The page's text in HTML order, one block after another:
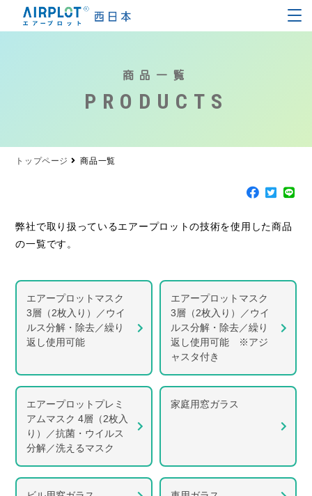
商品一覧
PRODUCTS
トップページ 商品一覧
弊社で取り扱っているエアープロットの技術を使用した商品
の一覧です。
エアープロットマスク
3層（2枚入り）／ウイ
ルス分解・除去／繰り
返し使用可能
エアープロットマスク
3層（2枚入り）／ウイ
ルス分解・除去／繰り
返し使用可能 ※アジ
ャスタ付き
エアープロットプレミ
アムマスク 4層（2枚入
り）／抗菌・ウイルス
分解／洗えるマスク
家庭用窓ガラス